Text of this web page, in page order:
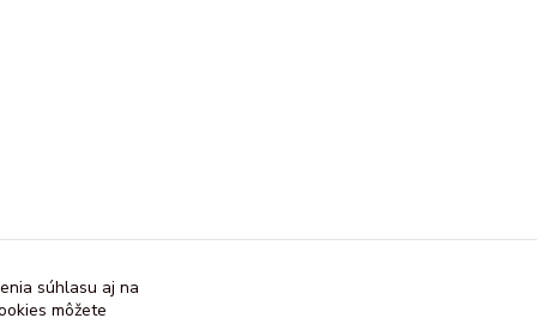
súhlasu aj na
môžete